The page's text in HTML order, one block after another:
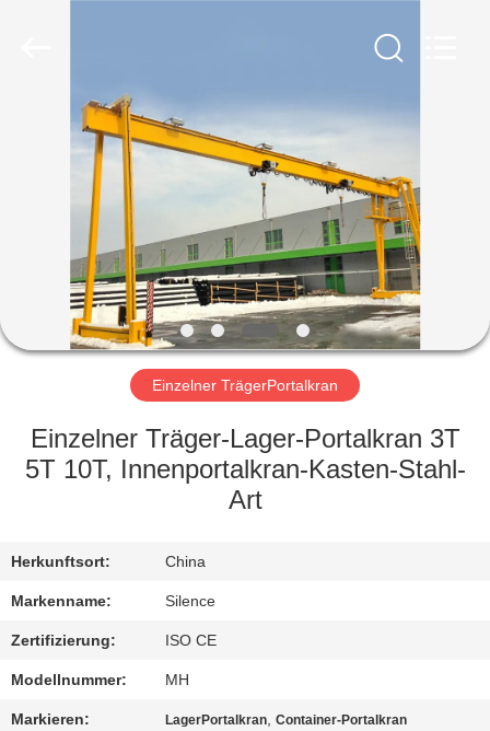
HAUS
PRODUKTE
ÜBER
FABRIK-
AUSFLUG
QUALITÄTSKONTROLLE
SIE
MIT
UNS
IN
VERBINDUNG
Einzelner TrägerPortalkran
Einzelner Träger-Lager-Portalkran 3T
5T 10T, Innenportalkran-Kasten-Stahl-
Art
Herkunftsort: China
Markenname: Silence
Zertifizierung: ISO CE
Modellnummer: MH
Markieren: LagerPortalkran,Container-Portalkran